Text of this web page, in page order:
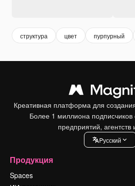
структура цвет пурпурный
Креативная платформа для
Более 1 миллиона подписчиков
предприятий, агентств
Pусский
Продукция
Spaces